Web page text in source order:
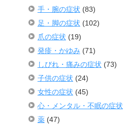
手・腕の症状 (83)
足・脚の症状 (102)
爪の症状 (19)
発疹・かゆみ (71)
しびれ・痛みの症状 (73)
子供の症状 (24)
女性の症状 (45)
心・メンタル・不眠の症状
薬(47)